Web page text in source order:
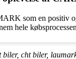
som en positiv
hele
cht biler,